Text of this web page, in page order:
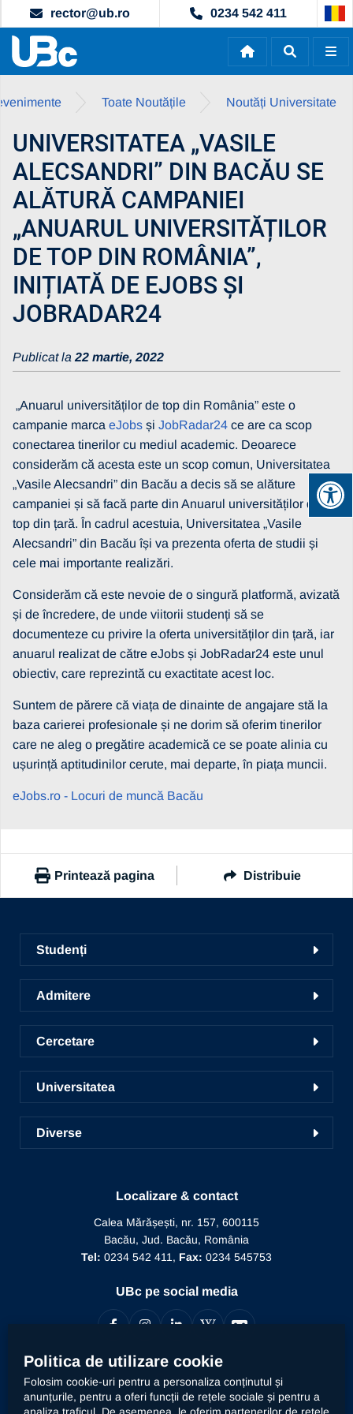
rector@ub.ro 0234 542 411
Toate Noutățile Noutăți Universitate
UNIVERSITATEA „VASILE
ALECSANDRI” DIN BACĂU SE
ALĂTURĂ CAMPANIEI
„ANUARUL UNIVERSITĂȚILOR
DE TOP DIN ROMÂNIA”,
INIȚIATĂ DE EJOBS ȘI
JOBRADAR24
Publicat la 22 martie, 2022
„Anuarul universităților de top din România” este o
campanie marca eJobs și JobRadar24 ce are ca scop
conectarea tinerilor cu mediul academic. Deoarece
considerăm că acesta este un scop comun, Universitatea
„Vasile Alecsandri” din Bacău a decis să se alăture
campaniei și să facă parte din Anuarul universităților de
top din țară. În cadrul acestuia, Universitatea „Vasile
Alecsandri” din Bacău își va prezenta oferta de studii și
cele mai importante realizări.
Considerăm că este nevoie de o singură platformă, avizată
și de încredere, de unde viitorii studenți să se
documenteze cu privire la oferta universităților din țară, iar
anuarul realizat de către eJobs și JobRadar24 este unul
obiectiv, care reprezintă cu exactitate acest loc.
Suntem de părere că viața de dinainte de angajare stă la
baza carierei profesionale și ne dorim să oferim tinerilor
care ne aleg o pregătire academică ce se poate alinia cu
ușurință aptitudinilor cerute, mai departe, în piața muncii.
eJobs.ro - Locuri de muncă Bacău
Printează pagina Distribuie
alecsandri-din-bacau-se-alatura-campaniei-anuarul-
jobradar24
Copiază link
Studenți
Facultăți
Ghid de studii
Centrul de Consiliere și Orientare în Carieră
Radio UNSR Bacău
Academic TV
Admitere
Conversie, specializare și grade
Admitere
Școala de studii doctorale
Învățământ la distanță
Cercetare
Cercetare în UBc
Acces portal bază de date
ICDICTT
Universitatea
Prezentarea Universității
Alegeri
Relații internaționale
Informații de interes public
Documente interne
Diverse
Recunoaștere funcție didactică
Recunoaștere conducător doctorat
Localizare & contact
Calea Mărășești, nr. 157, 600115
Bacău, Jud. Bacău, România
Tel: 0234 542 411, Fax: 0234 545753
UBc pe social media
Contact
Politica de utilizare cookie
Folosim cookie-uri pentru a personaliza conținutul și
anunțurile, pentru a oferi funcții de rețele sociale și pentru a